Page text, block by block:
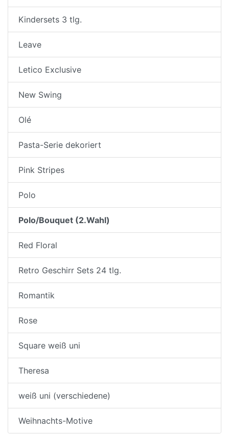
Kindersets 3 tlg.
Leave
Letico Exclusive
New Swing
Olé
Pasta-Serie dekoriert
Pink Stripes
Polo
Polo/Bouquet (2.Wahl)
Red Floral
Retro Geschirr Sets 24 tlg.
Romantik
Rose
Square weiß uni
Theresa
weiß uni (verschiedene)
Weihnachts-Motive